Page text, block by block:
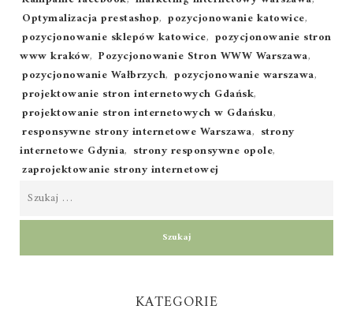
Optymalizacja prestashop, pozycjonowanie katowice,
pozycjonowanie sklepów katowice, pozycjonowanie stron
www kraków, Pozycjonowanie Stron WWW Warszawa,
pozycjonowanie Wałbrzych, pozycjonowanie warszawa,
projektowanie stron internetowych Gdańsk,
projektowanie stron internetowych w Gdańsku,
responsywne strony internetowe Warszawa, strony
internetowe Gdynia, strony responsywne opole,
zaprojektowanie strony internetowej
KATEGORIE